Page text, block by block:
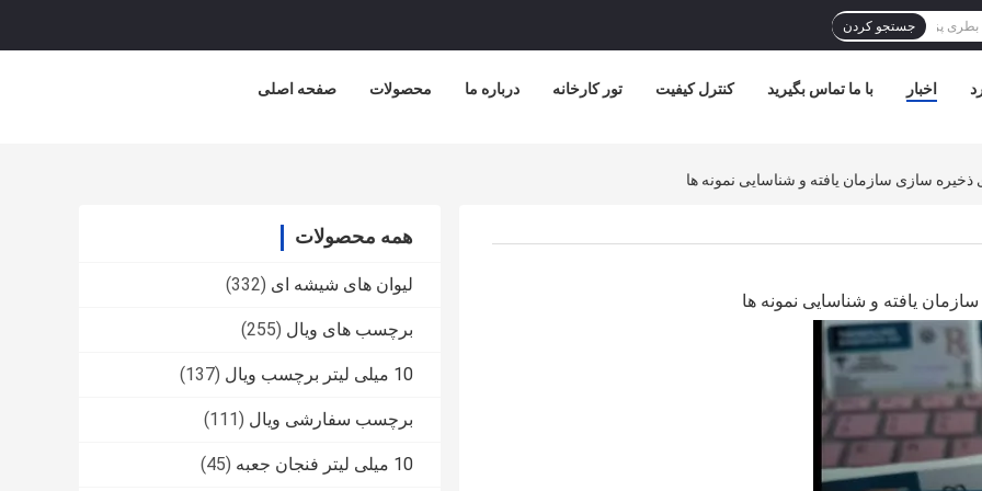
جستجو کردن
صفحه اصلی محصولات درباره ما تور کارخانه کنترل کیفیت با ما تماس بگیرید اخبار
سازی سازمان یافته و شناسایی نمونه ها
همه محصولات
لیوان های شیشه ای (332)
برچسب های ویال (255)
10 میلی لیتر برچسب ویال (137)
برچسب سفارشی ویال (111)
10 میلی لیتر فنجان جعبه (45)
یافته و شناسایی نمونه ها